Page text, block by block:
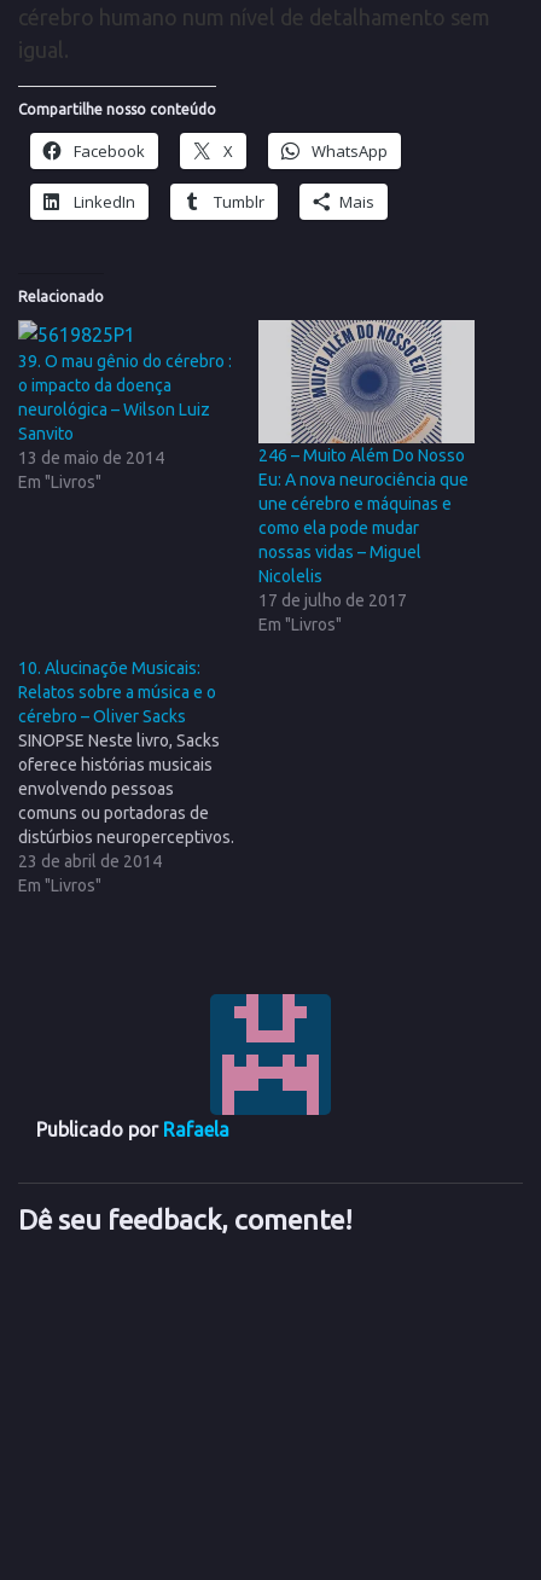
cérebro humano num nível de detalhamento sem
igual.
Compartilhe nosso conteúdo
Facebook X WhatsApp
LinkedIn Tumblr Mais
Relacionado
39. O mau gênio do cérebro :
o impacto da doença
neurológica – Wilson Luiz
Sanvito
13 de maio de 2014
Em "Livros"
246 – Muito Além Do Nosso
Eu: A nova neurociência que
une cérebro e máquinas e
como ela pode mudar
nossas vidas – Miguel
Nicolelis
17 de julho de 2017
Em "Livros"
10. Alucinaçõe Musicais:
Relatos sobre a música e o
cérebro – Oliver Sacks
SINOPSE Neste livro, Sacks
oferece histórias musicais
envolvendo pessoas
comuns ou portadoras de
distúrbios neuroperceptivos.
O que se passa com o
cérebro humano ao fazer ou
23 de abril de 2014
Em "Livros"
Publicado por Rafaela
Dê seu feedback, comente!